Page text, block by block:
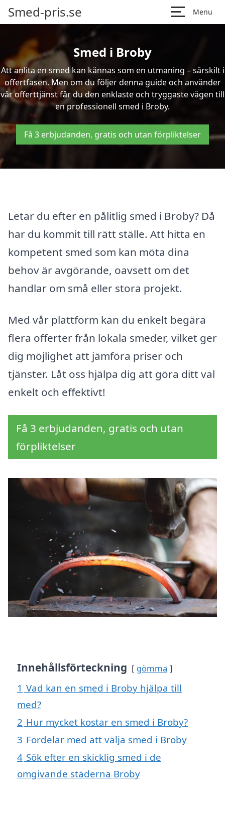
Smed-pris.se Menu
Smed i Broby
Att anlita en smed kan kännas som en utmaning – särskilt i
offertfasen. Men om du följer denna guide och använder
vår offerttjänst får du den enklaste och tryggaste vägen till
en professionell smed i Broby.
Få 3 erbjudanden, gratis och utan förpliktelser
Letar du efter en pålitlig smed i Broby? Då
har du kommit till rätt ställe. Att hitta en
kompetent smed som kan möta dina
behov är avgörande, oavsett om det
handlar om små eller stora projekt.
Med vår plattform kan du enkelt begära
flera offerter från lokala smeder, vilket ger
dig möjlighet att jämföra priser och
tjänster. Låt oss hjälpa dig att göra ditt val
enkelt och effektivt!
Få 3 erbjudanden, gratis och utan
förpliktelser
Innehållsförteckning gömma
1 Vad kan en smed i Broby hjälpa till
med?
2 Hur mycket kostar en smed i Broby?
3 Fördelar med att välja smed i Broby
4 Sök efter en skicklig smed i de
omgivande städerna Broby